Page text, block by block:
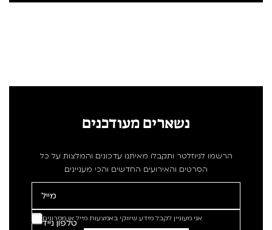
נשארים מעודכנים
הרשמו לניוזלטר ותקבלו מאיתנו עדכונים והמלצות על כל
הסרטים והאירועים החדשים והכי מעניינים
אני מעוניין לקבל מידע שיווקי באמצעות מייל או מסרונים